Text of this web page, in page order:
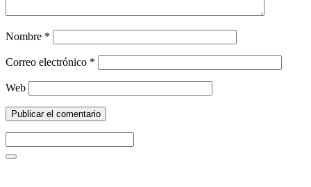
Nombre *
Correo electrónico *
Web